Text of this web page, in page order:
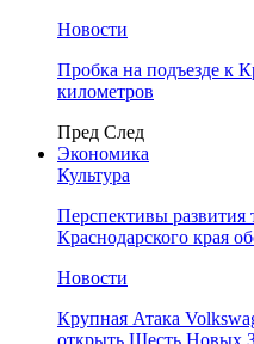
Новости
Пробка на подъезде к
километров
Пред След
Экономика
Культура
Перспективы развития
Краснодарского края
Новости
Крупная Атака
открыть Шесть Новых